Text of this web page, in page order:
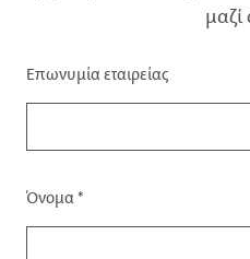
μαζί
Προσφώνηση
Επωνυμία εταιρείας
Όνομα*